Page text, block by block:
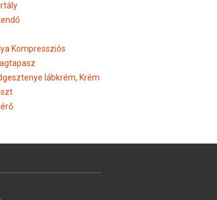
Kompressziós
lábkrém, Krém